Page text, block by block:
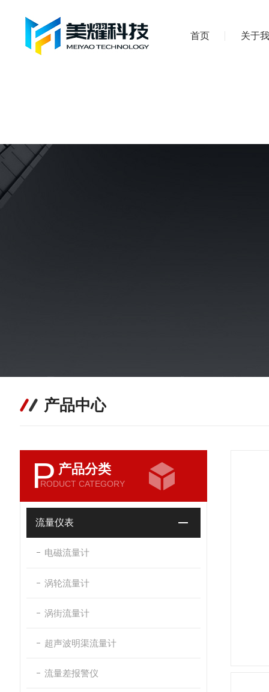
首页 关于
产品中心
P 产品分类
RODUCT CATEGORY
流量仪表
电磁流量计
涡轮流量计
涡街流量计
超声波明渠流量计
流量差报警仪